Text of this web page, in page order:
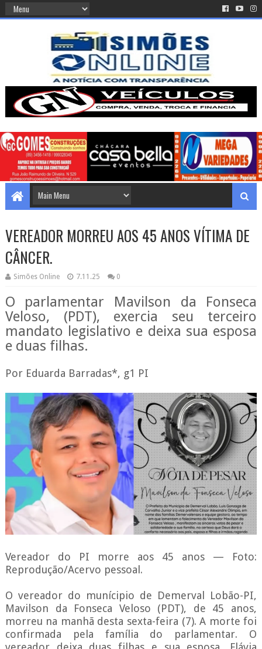
VEREADOR MORREU AOS 45 ANOS VÍTIMA DE
CÂNCER.
Simões Online 7.11.25 0
O parlamentar Mavilson da Fonseca
Veloso, (PDT), exercia seu terceiro
mandato legislativo e deixa sua esposa
e duas filhas.
Por Eduarda Barradas*, g1 PI
Vereador do PI morre aos 45 anos — Foto:
Reprodução/Acervo pessoal.
O vereador do munícipio de Demerval Lobão-PI,
Mavilson da Fonseca Veloso (PDT), de 45 anos,
morreu na manhã desta sexta-feira (7). A morte foi
confirmada pela família do parlamentar. O